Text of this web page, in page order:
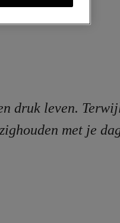
druk leven.
met je